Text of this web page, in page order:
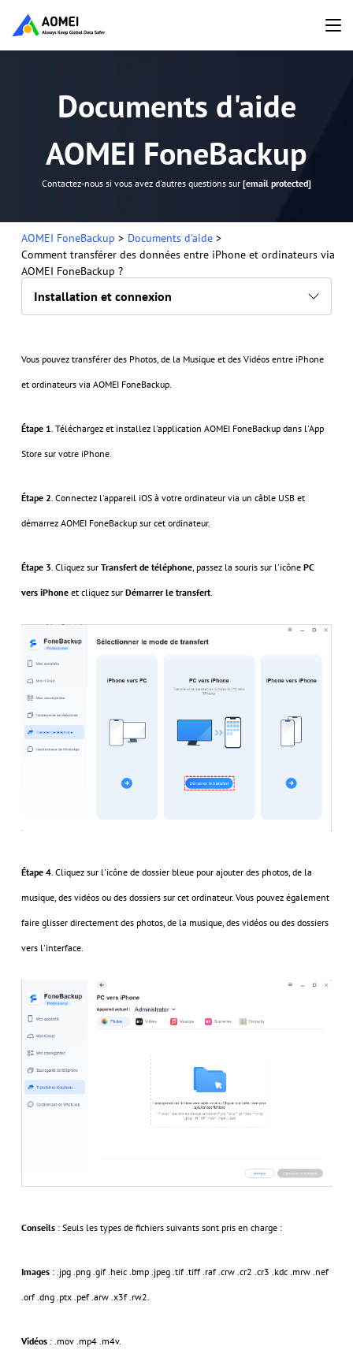
Documents d'aide
AOMEI FoneBackup
Contactez-nous si vous avez d'autres questions sur [email protected]
Installation et connexion
AOMEI FoneBackup > Documents d'aide>
Comment transférer des données entre iPhone et ordinateurs via
AOMEI FoneBackup ?
Vous pouvez transférer des Photos, de la Musique et des Vidéos entre iPhone
et ordinateurs via AOMEI FoneBackup.
Étape 1. Téléchargez et installez l'application AOMEI FoneBackup dans l'App
Store sur votre iPhone.
Étape 2. Connectez l'appareil iOS à votre ordinateur via un câble USB et
démarrez AOMEI FoneBackup sur cet ordinateur.
Étape 3. Cliquez sur Transfert de téléphone, passez la souris sur l'icône PC
vers iPhoneet cliquez sur Démarrer le transfert.
Étape 4. Cliquez sur l'icône de dossier bleue pour ajouter des photos, de la
musique, des vidéos ou des dossiers sur cet ordinateur. Vous pouvez également
faire glisser directement des photos, de la musique, des vidéos ou des dossiers
vers l'interface.
Conseils: Seuls les types de fichiers suivants sont pris en charge :
Images: .jpg .png .gif .heic .bmp .jpeg .tif .tiff .raf .crw .cr2 .cr3 .kdc .mrw .nef
.orf .dng .ptx .pef .arw .x3f .rw2.
Vidéos: .mov .mp4 .m4v.